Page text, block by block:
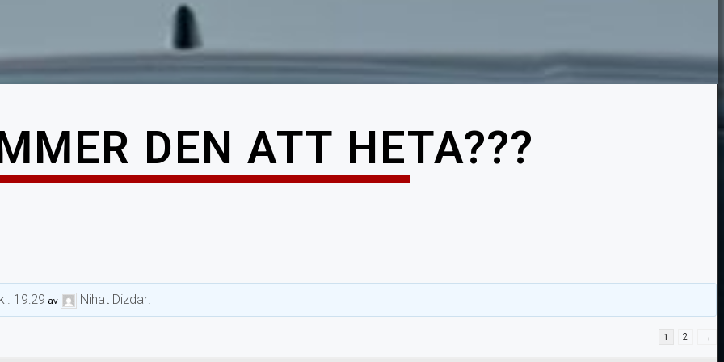
DEN ATT HETA???
19:29 av Nihat Dizdar.
1 2 →